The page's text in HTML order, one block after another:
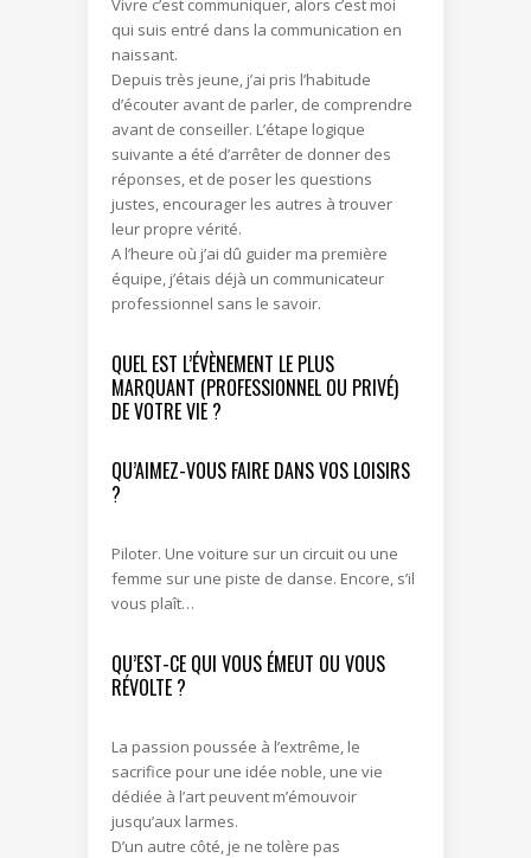
Vivre c’est communiquer, alors c’est moi
qui suis entré dans la communication en
naissant.
Depuis très jeune, j’ai pris l’habitude
d’écouter avant de parler, de comprendre
avant de conseiller. L’étape logique
suivante a été d’arrêter de donner des
réponses, et de poser les questions
justes, encourager les autres à trouver
leur propre vérité.
A l’heure où j’ai dû guider ma première
équipe, j’étais déjà un communicateur
professionnel sans le savoir.
QUEL EST L’ÉVÈNEMENT LE PLUS
MARQUANT (PROFESSIONNEL OU PRIVÉ)
DE VOTRE VIE ?
QU’AIMEZ-VOUS FAIRE DANS VOS LOISIRS
?
Piloter. Une voiture sur un circuit ou une
femme sur une piste de danse. Encore, s’il
vous plaît…
QU’EST-CE QUI VOUS ÉMEUT OU VOUS
RÉVOLTE ?
La passion poussée à l’extrême, le
sacrifice pour une idée noble, une vie
dédiée à l’art peuvent m’émouvoir
jusqu’aux larmes.
D’un autre côté, je ne tolère pas